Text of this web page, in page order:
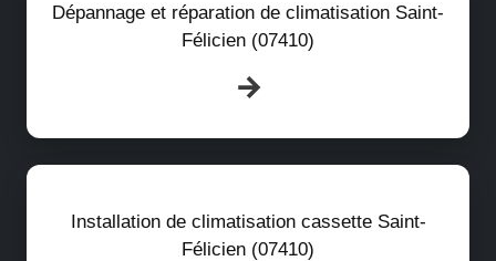
Dépannage et réparation de climatisation Saint-
Félicien (07410)
Installation de climatisation cassette Saint-
Félicien (07410)